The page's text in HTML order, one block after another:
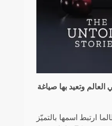
وتعيد بها صياغة
ارتبط اسمها بالتميّز